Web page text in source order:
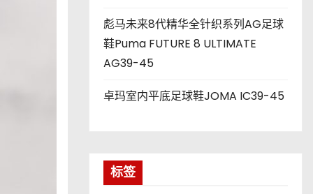
彪马未来8代精华全针织系列AG足球
鞋Puma FUTURE 8 ULTIMATE
AG39-45
卓玛室内平底足球鞋JOMA IC39-45
标签